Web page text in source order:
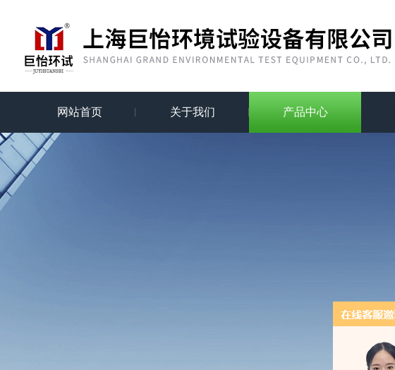
网站首页 关于我们 产品中心